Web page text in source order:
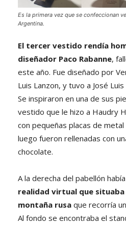
Es la primera vez que se confeccionan
Argentina.
El tercer vestido rendía
diseñador Paco Rabanne,
este año. Fue diseñado por
Luis Lanzon, y tuvo a José
Se inspiraron en una de sus
vestido que le hizo a Haudry
con pequeñas placas de
luego fueron rellenadas con
chocolate.
A la derecha del pabellón había
realidad virtual que
montaña rusa que recorría
Al fondo se encontraba el